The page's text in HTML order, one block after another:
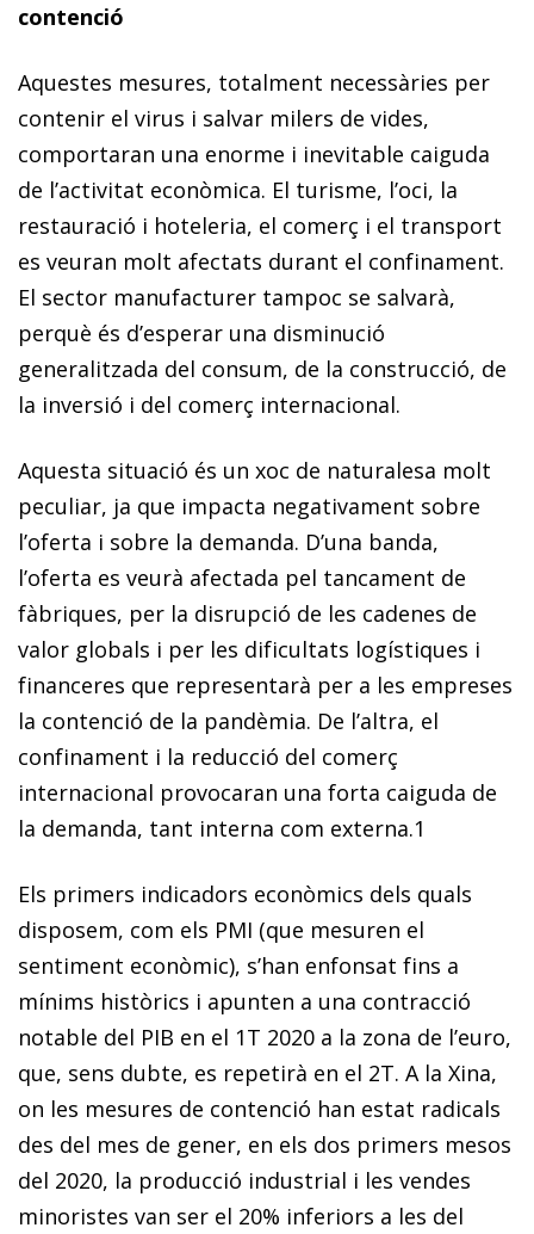
contenció
Aquestes mesures, totalment necessàries per
contenir el virus i salvar milers de vides,
comportaran una enorme i inevitable caiguda
de l’activitat econòmica. El turisme, l’oci, la
restauració i hoteleria, el comerç i el transport
es veuran molt afectats durant el confinament.
El sector manufacturer tampoc se salvarà,
perquè és d’esperar una disminució
generalitzada del consum, de la construcció, de
la inversió i del comerç internacional.
Aquesta situació és un xoc de naturalesa molt
peculiar, ja que impacta negativament sobre
l’oferta i sobre la demanda. D’una banda,
l’oferta es veurà afectada pel tancament de
fàbriques, per la disrupció de les cadenes de
valor globals i per les dificultats logístiques i
financeres que representarà per a les empreses
la contenció de la pandèmia. De l’altra, el
confinament i la reducció del comerç
internacional provocaran una forta caiguda de
la demanda, tant interna com externa.1
Els primers indicadors econòmics dels quals
disposem, com els PMI (que mesuren el
sentiment econòmic), s’han enfonsat fins a
mínims històrics i apunten a una contracció
notable del PIB en el 1T 2020 a la zona de l’euro,
que, sens dubte, es repetirà en el 2T. A la Xina,
on les mesures de contenció han estat radicals
des del mes de gener, en els dos primers mesos
del 2020, la producció industrial i les vendes
minoristes van ser el 20% inferiors a les del